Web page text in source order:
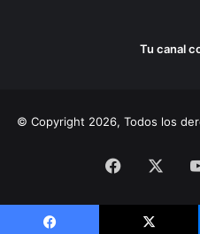
Tu canal
© Copyright 2026, Todos los
Facebook